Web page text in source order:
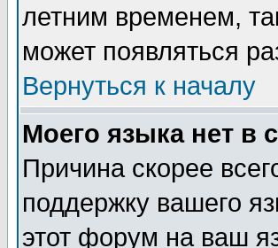
летним временем,
может появляться
Вернуться к началу
Моего языка нет в
Причина скорее
поддержку вашего
этот форум на ваш